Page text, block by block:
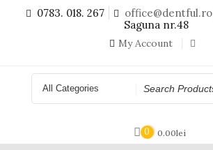
0783. 018. 267 office@dentful.ro
Saguna nr.48
My Account
Search
for
0 0.00lei